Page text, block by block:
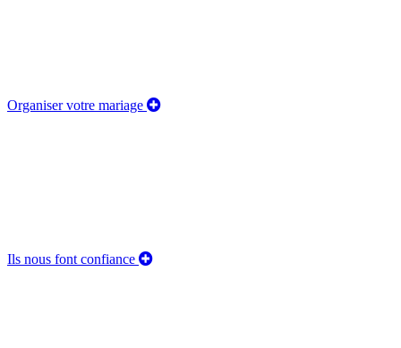
Organiser votre mariage
Ils nous font confiance